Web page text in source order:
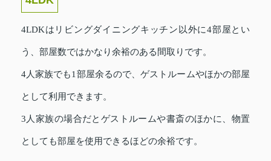
4LDKはリビングダイニングキッチン以外に4部屋とい
う、部屋数ではかなり余裕のある間取りです。
4人家族でも1部屋余るので、ゲストルームやほかの部屋
として利用できます。
3人家族の場合だとゲストルームや書斎のほかに、物置
としても部屋を使用できるほどの余裕です。